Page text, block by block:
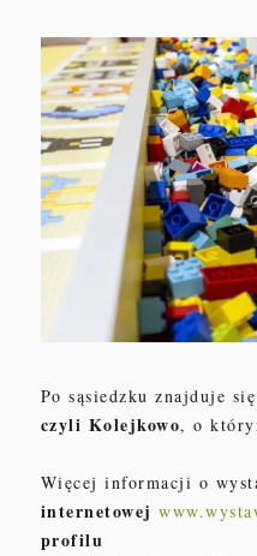
Po sąsiedzku znajduje się
czyli Kolejkowo, o
Więcej informacji o
internetowej
profilu